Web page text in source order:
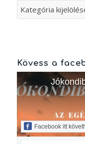
Kategóriák:
Kövess a
Facebook itt